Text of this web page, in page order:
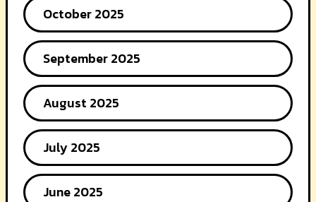
October 2025
September 2025
August 2025
July 2025
June 2025